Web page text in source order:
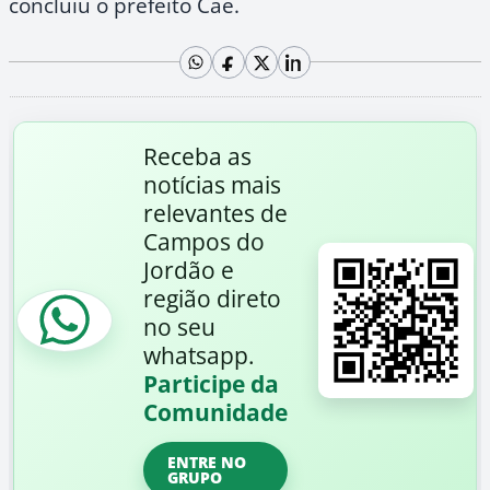
Receba as
notícias mais
relevantes de
Campos do
Jordão e
região direto
no seu
whatsapp.
Participe da
Comunidade
ENTRE NO
GRUPO